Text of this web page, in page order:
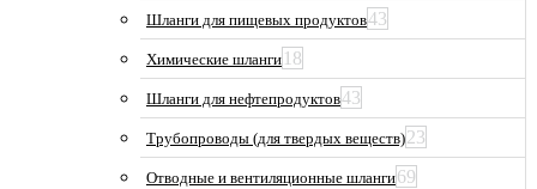
Шланги для пищевых продуктов43
Химические шланги 18
Шланги для нефтепродуктов43
Трубопроводы (для твердых веществ)23
Отводные и вентиляционные шланги69